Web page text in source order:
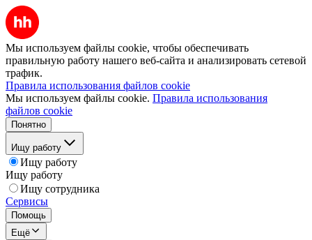
Мы используем файлы cookie, чтобы обеспечивать
правильную работу нашего веб-сайта и анализировать сетевой
трафик.
Правила использования файлов cookie
Мы используем файлы cookie. Правила использования
файлов cookie
Понятно
Ищу работу
Ищу работу
Ищу работу
Ищу сотрудника
Сервисы
Помощь
Ещё